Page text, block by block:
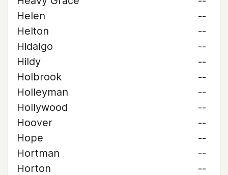
Helen
--
Helton
--
Hidalgo
--
Hildy
--
Holbrook
--
Holleyman
--
Hollywood
--
Hoover
--
Hope
--
Hortman
--
Horton
--